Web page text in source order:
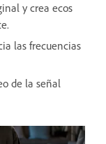
y crea ecos
las frecuencias
de la señal